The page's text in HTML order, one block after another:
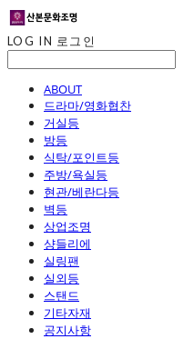
LOG IN 로그인
ABOUT
드라마/영화협찬
거실등
방등
식탁/포인트등
주방/욕실등
현관/베란다등
벽등
상업조명
샹들리에
실링팬
실외등
스탠드
기타자재
공지사항